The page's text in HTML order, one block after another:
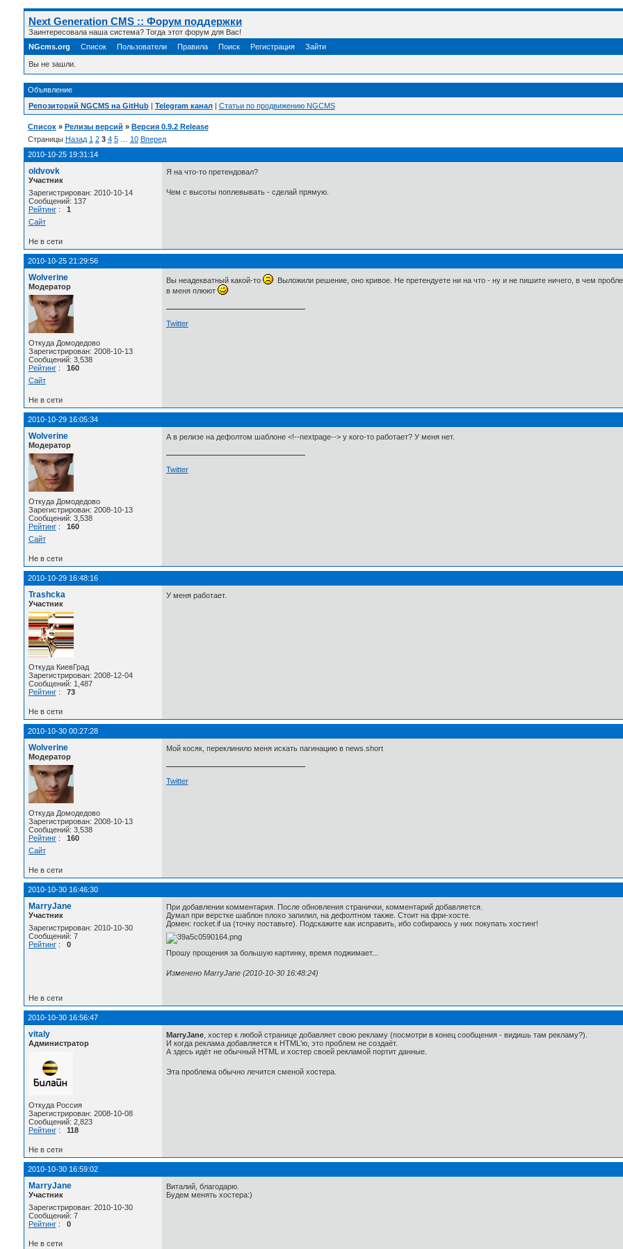
Next Generation CMS :: Форум поддержки
Заинтересовала наша система? Тогда этот форум для Вас!
NGcms.org
Список Пользователи Правила Поиск Регистрация Зайти
Вы не зашли.
Объявление
Репозиторий NGCMS на GitHub| Telegram канал| Статьи по продвижению NGCMS
Список » Релизы версий » Версия 0.9.2 Release
Страницы Назад 1 2 3 4 5 10 Вперед
2010-10-25 19:31:14
oldvovk
Участник
Зарегистрирован: 2010-10-14
Сообщений: 137
Рейтинг: 1
Сайт
Я на что-то претендовал?
Чем с высоты поплевывать - сделай прямую.
Не в сети
2010-10-25 21:29:56
Wolverine
Модератор
Откуда Домодедово
Зарегистрирован: 2008-10-13
Сообщений: 3,538
Рейтинг: 160
Сайт
Вы неадекватный какой-то
Выложили решение, оно кривое. Не претендуете ни на что - ну и не пишите ничего, в чем
в меня плюют
Twitter
Не в сети
2010-10-29 16:05:34
Wolverine
Модератор
Откуда Домодедово
Зарегистрирован: 2008-10-13
Сообщений: 3,538
Рейтинг: 160
Сайт
А в релизе на дефолтом шаблоне <!--nextpage--> у кого-то работает? У меня нет.
Twitter
Не в сети
2010-10-29 16:48:16
Trashcka
Участник
Откуда КиевГрад
Зарегистрирован: 2008-12-04
Сообщений: 1,487
Рейтинг: 73
У меня работает.
Не в сети
2010-10-30 00:27:28
Wolverine
Модератор
Откуда Домодедово
Зарегистрирован: 2008-10-13
Сообщений: 3,538
Рейтинг: 160
Сайт
Мой косяк, переклинило меня искать пагинацию в news.short
Twitter
Не в сети
2010-10-30 16:46:30
MarryJane
Участник
Зарегистрирован: 2010-10-30
Сообщений: 7
Рейтинг: 0
При добавлении комментария. После обновления странички, комментарий добавляется.
Думал при верстке шаблон плохо запилил, на дефолтном также. Стоит на фри-хосте.
Домен: rocket.if ua (точку поставьте). Подскажите как исправить, ибо собираюсь у них покупать хостинг!
Прошу прощения за большую картинку, время поджимает...
Изменено MarryJane (2010-10-30 16:48:24)
Не в сети
2010-10-30 16:56:47
vitaly
Администратор
Откуда Россия
Зарегистрирован: 2008-10-08
Сообщений: 2,823
Рейтинг: 118
MarryJane, хостер к любой странице добавляет свою рекламу (посмотри в конец сообщения - видишь там рекламу?).
И когда реклама добавляется к HTML'ю, это проблем не создаёт.
А здесь идёт не обычный HTML и хостер своей рекламой портит данные.
Эта проблема обычно лечится сменой хостера.
Не в сети
2010-10-30 16:59:02
MarryJane
Участник
Зарегистрирован: 2010-10-30
Сообщений: 7
Рейтинг: 0
Виталий, благодарю.
Будем менять хостера:)
Не в сети